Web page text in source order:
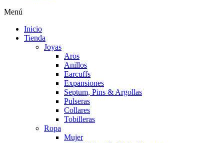
Menú
Inicio
Tienda
Joyas
Aros
Anillos
Earcuffs
Expansiones
Septum, Pins & Argollas
Pulseras
Collares
Tobilleras
Ropa
Mujer